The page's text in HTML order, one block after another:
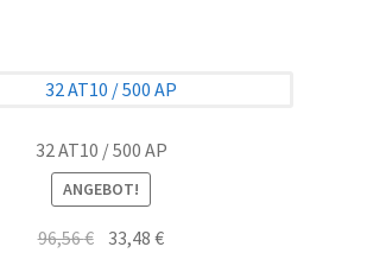
32 AT10 / 500 AP
ANGEBOT!
96,56€ Ursprünglicher
33,48€Aktueller